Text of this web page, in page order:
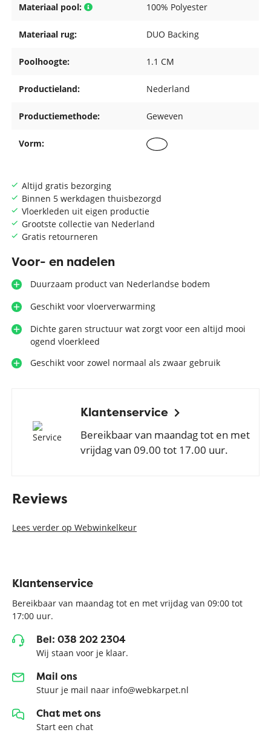
Altijd gratis bezorging
Binnen 5 werkdagen thuisbezorgd
Vloerkleden uit eigen productie
Grootste collectie van Nederland
Gratis retourneren
Voor- en nadelen
Duurzaam product van Nederlandse bodem
Geschikt voor vloerverwarming
Dichte garen structuur wat zorgt voor een altijd mooi
ogend vloerkleed
Geschikt voor zowel normaal als zwaar gebruik
Klantenservice
Bereikbaar van maandag tot en met
vrijdag van 09.00 tot 17.00 uur.
Materiaal pool: 100% Polyester
Materiaal rug: DUO Backing
Poolhoogte: 1.1 CM
Productieland: Nederland
Productiemethode: Geweven
Vorm:
Reviews
Lees verder op Webwinkelkeur
Klantenservice
Bereikbaar van maandag tot en met vrijdag van 09:00 tot
17:00 uur.
Bel: 038 202 2304
Wij staan voor je klaar.
Mail ons
Stuur je mail naar info@webkarpet.nl
Chat met ons
Start een chat